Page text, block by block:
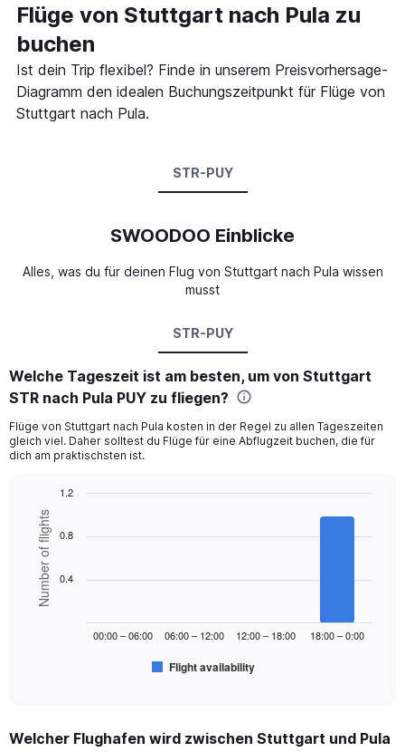
Flüge von Stuttgart nach Pula zu
buchen
Ist dein Trip flexibel? Finde in unserem Preisvorhersage-
Diagramm den idealen Buchungszeitpunkt für Flüge von
Stuttgart nach Pula.
STR-PUY
SWOODOO Einblicke
Alles, was du für deinen Flug von Stuttgart nach Pula wissen
musst
STR-PUY
Welche Tageszeit ist am besten, um von Stuttgart
STR nach Pula PUY zu fliegen?
Flüge von Stuttgart nach Pula kosten in der Regel zu allen Tageszeiten
gleich viel. Daher solltest du Flüge für eine Abflugzeit buchen, die für
dich am praktischsten ist.
Bar
chart
with
bars.
The
Range:
Chart
graphic.
Number of flights
Flight availability
00:00 – 06:00 06:00 – 12:00 12:00 – 18:00 18:00 – 0:00
0.4
0.8
1.2
Welcher Flughafen wird zwischen Stuttgart und Pula